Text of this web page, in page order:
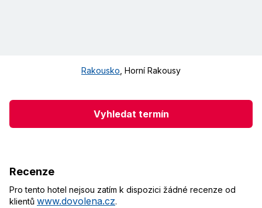
Rakousko Horní Rakousy
Vyhledat termín
Recenze
Pro tento hotel nejsou zatím k dispozici žádné recenze od
klientů www.dovolena.cz.